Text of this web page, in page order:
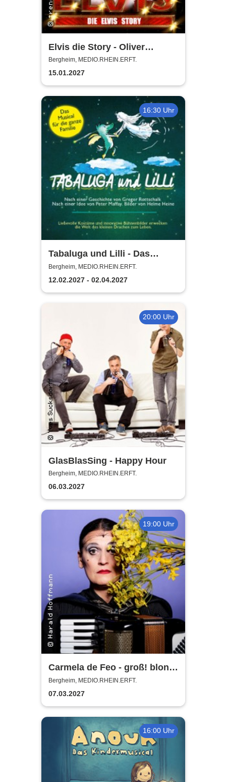
Elvis die Story - Oliver
Steinhoff + Band
Bergheim, MEDIO.RHEIN.ERFT.
15.01.2027
16:30 Uhr
Tabaluga und Lilli - Das
drachenstarke Musical für die
ganze Familie
Bergheim, MEDIO.RHEIN.ERFT.
12.02.2027 - 02.04.2027
20:00 Uhr
GlasBlasSing - Happy Hour
Bergheim, MEDIO.RHEIN.ERFT.
06.03.2027
19:00 Uhr
Carmela de Feo - groß! blond!
erfolgreich!
Bergheim, MEDIO.RHEIN.ERFT.
07.03.2027
16:00 Uhr